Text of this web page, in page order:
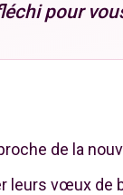
pour
de la
leurs vœux de